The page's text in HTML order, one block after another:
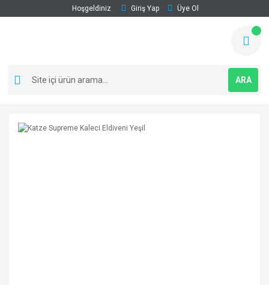
Hoşgeldiniz Giriş Yap Üye Ol
ARA